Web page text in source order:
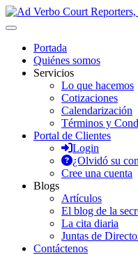
Saltar
al
Ad Verbo Court
en Puerto Rico, para
Apelaciones, deposiciones,
minutas, arbitrajes, reuniones
Portada
Quiénes somos
Servicios
Lo que hacemos
Cotizaciones
Calendarización
Términos y
Portal de Clientes
Login
¿Olvidó su
Cree una cuenta
Blogs
Artículos
El blog de la
La cita diaria
Juntas de
Contáctenos